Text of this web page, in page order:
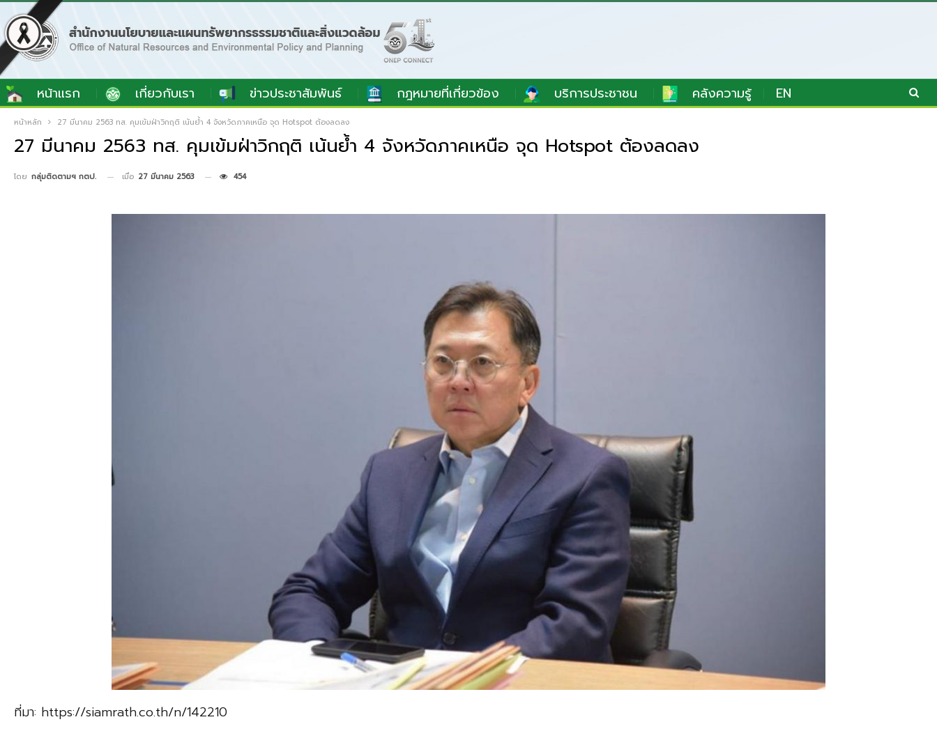
หน้าแรก เกี่ยวกับเรา ข่าวประชาสัมพันธ์ กฎหมายที่เกี่ยวข้อง บริการประชาชน คลังความรู้ EN
หน้าหลัก 27 มีนาคม 2563 ทส. คุมเข้มฝ่าวิกฤติ เน้นย้ำ 4 จังหวัดภาคเหนือ จุด Hotspot ต้องลดลง
27 มีนาคม 2563 ทส. คุมเข้มฝ่าวิกฤติ เน้นย้ำ 4 จังหวัดภาคเหนือ จุด Hotspot ต้องลดลง
โดย กลุ่มติดตามฯ กตป. เมื่อ 27 มีนาคม 2563 454
ที่มา: https://siamrath.co.th/n/142210